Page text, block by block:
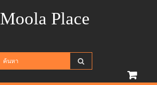
Moola Place